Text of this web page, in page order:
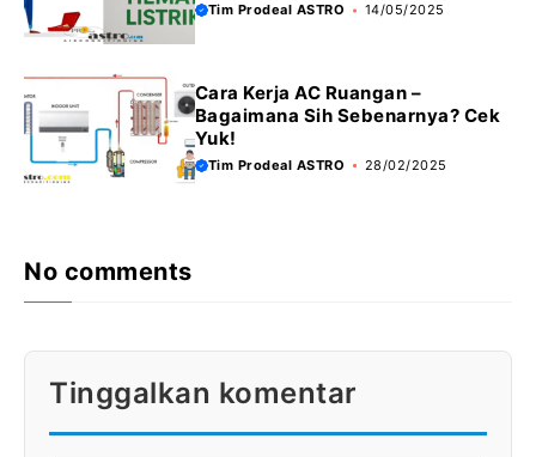
Tim Prodeal ASTRO 14/05/2025
Cara Kerja AC Ruangan –
Bagaimana Sih Sebenarnya? Cek
Yuk!
Tim Prodeal ASTRO 28/02/2025
No comments
Tinggalkan komentar